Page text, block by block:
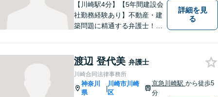
【川崎駅4分】【5年間建設会
社勤務経験あり】不動産・建
築問題に精通する弁護士！依
ってきた知見と交渉力で、納
得の解決を目指します！【弁
護歴10年以上】
詳細を見
る
渡辺 登代美 弁護士
川崎合同法律事務所
神奈川
県
|
川崎市川崎
区
京急川崎駅 から徒歩5
分